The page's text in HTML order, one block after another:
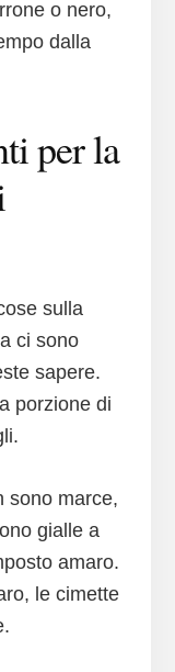
o nero,
dalla
per la
sulla
ci sono
sapere.
porzione di
sono marce,
gialle a
amaro.
le cimette